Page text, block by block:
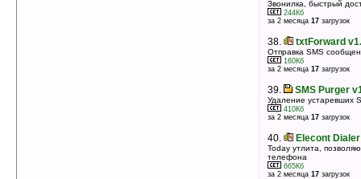
Звонилка, быстрый
244Кб
за 2 месяца 17 загрузок
38. txtForward
Отправка SMS
160Кб
за 2 месяца 17 загрузок
39. SMS Purger
Удаление устаревших
410Кб
за 2 месяца 17 загрузок
40. Elecont
Today утлита,
телефона
665Кб
за 2 месяца 17 загрузок